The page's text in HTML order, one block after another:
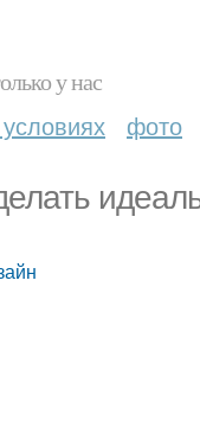
у нас
фото